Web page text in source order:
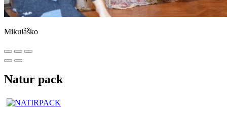
Mikuláško
Natur pack